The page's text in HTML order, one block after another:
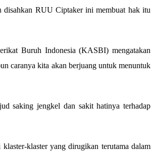
disahkan RUU Ciptaker ini membuat hak itu
Buruh Indonesia (KASBI) mengatakan
caranya kita akan berjuang untuk menuntuk
saking jengkel dan sakit hatinya terhadap
klaster yang dirugikan terutama dalam